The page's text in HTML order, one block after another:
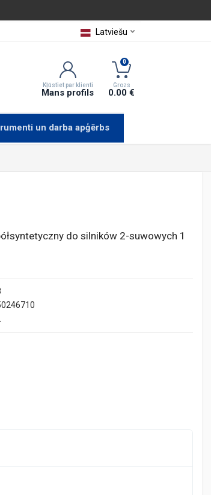
Latviešu
un darba apģērbs
Kļūstiet par klienti
Mans profils
0
Grozs
0.00 €
do silników 2-suwowych 1